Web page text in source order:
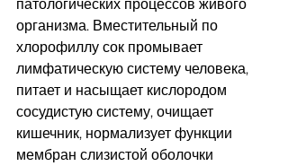
патологических процессов живого
организма. Вместительный по
хлорофиллу сок промывает
лимфатическую систему человека,
питает и насыщает кислородом
сосудистую систему, очищает
кишечник, нормализует функции
мембран слизистой оболочки